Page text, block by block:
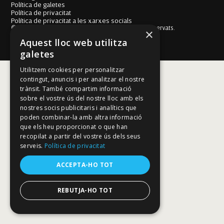
Política de galetes
Política de privacitat
Política de privacitat a les xarxes socials
© Fundació Mallorca Literària 2026. Tots els drets reservats.
Disseny i desenvolupament web BESTALDE STUDIO
×
Aquest lloc web utilitza
galetes
Utilitzem cookies per personalitzar
contingut, anuncis i per analitzar el nostre
trànsit. També compartim informació
sobre el vostre ús del nostre lloc amb els
nostres socis publicitaris i analítics que
poden combinar-la amb altra informació
que els heu proporcionat o que han
recopilat a partir del vostre ús dels seus
serveis. Política de privacitat
ACCEPTA-HO TOT
REBUTJA-HO TOT